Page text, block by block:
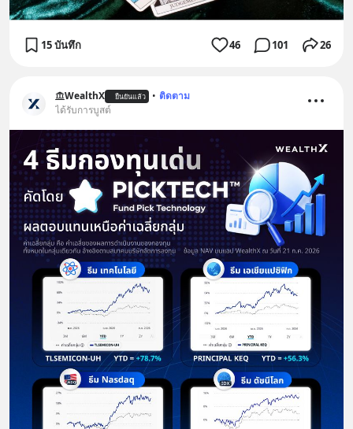
15 บันทึก 46 101 26
WealthX ยืนยันแล้ว • ติดตาม
ได้รับการบูสต์